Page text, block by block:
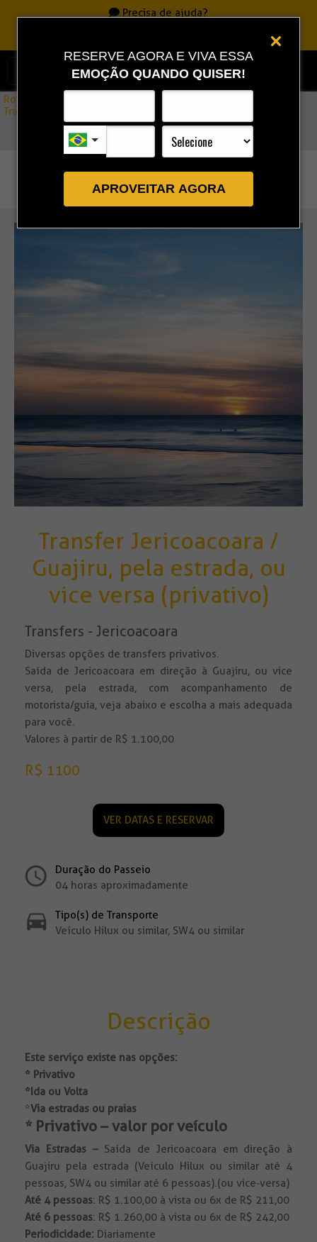
RESERVE AGORA E VIVA ESSA
EMOÇÃO QUANDO QUISER!
APROVEITAR AGORA
Precisa de ajuda?
Rota Combo
Transfers Jericoacoara ↔ Guajiru Pela Estrada (Privativo)
Transfer Jericoacoara /
Guajiru, pela estrada, ou
vice versa (privativo)
Transfers - Jericoacoara
Diversas opções de transfers privativos.
Saída de Jericoacoara em direção à Guajiru, ou vice
versa, pela estrada, com acompanhamento de
motorista/guia, veja abaixo e escolha a mais adequada
para você.
Valores à partir de R$ 1.100,00
R$ 1100
VER DATAS E RESERVAR
Duração do Passeio
04 horas aproximadamente
Tipo(s) de Transporte
Veículo Hilux ou similar, SW4 ou similar
Descrição
Este serviço existe nas opções:
* Privativo
*Ida ou Volta
*Via estradas ou praias
* Privativo – valor por veículo
Via Estradas – Saída de Jericoacoara em direção à
Guajiru pela estrada (Veículo Hilux ou similar até 4
pessoas, SW4 ou similar até 6 pessoas).(ou vice-versa)
Até 4 pessoas: R$ 1.100,00 à vista ou 6x de R$ 211,00
Até 6 pessoas: R$ 1.260,00 à vista ou 6x de R$ 242,00
Periodicidade: Diariamente